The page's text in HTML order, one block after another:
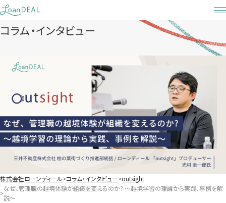
Skip
to
content
コラム・インタビュー
株式会社ローンディール コラム・インタビュー outsight
なぜ、管理職の越境体験が組織を変えるのか? 〜越境学習の理論から実践、事例を解
説～